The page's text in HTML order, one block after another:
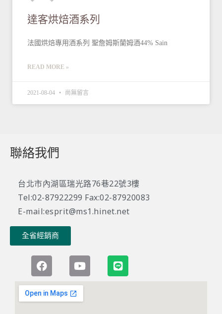
達客烘焙酒系列
法國烘焙專用酒系列 聖詹姆斯蘭姆酒44% Sain
READ MORE »
2021-08-04 尚無留言
聯絡我們
台北市內湖區瑞光路76巷22號3樓
Tel:02-87922299 Fax:02-87920083
E-mail:esprit@ms1.hinet.net
全省經銷商